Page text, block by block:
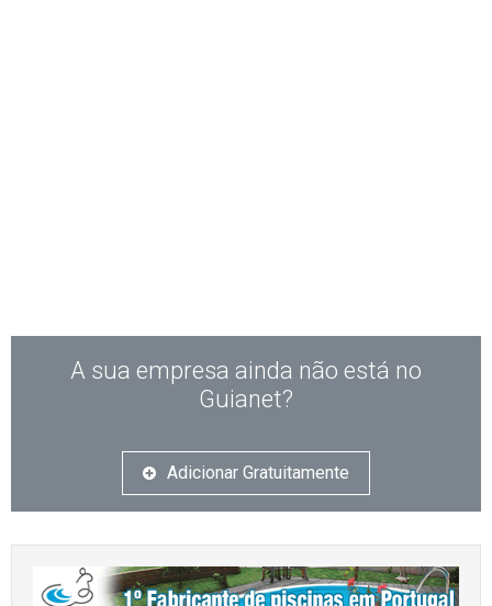
A sua empresa ainda não está no
Guianet?
Adicionar Gratuitamente